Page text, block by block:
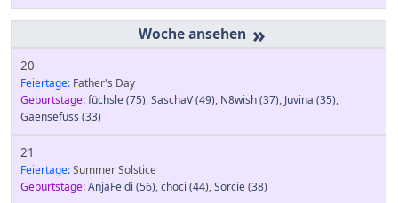
»
20
Feiertage: Father's Day
Geburtstage:füchsle(75),SaschaV(49), N8wish(37), Juvina (35),
Gaensefuss (33)
21
Feiertage:Summer Solstice
Geburtstage:AnjaFeldi (56),choci (44),Sorcie(38)